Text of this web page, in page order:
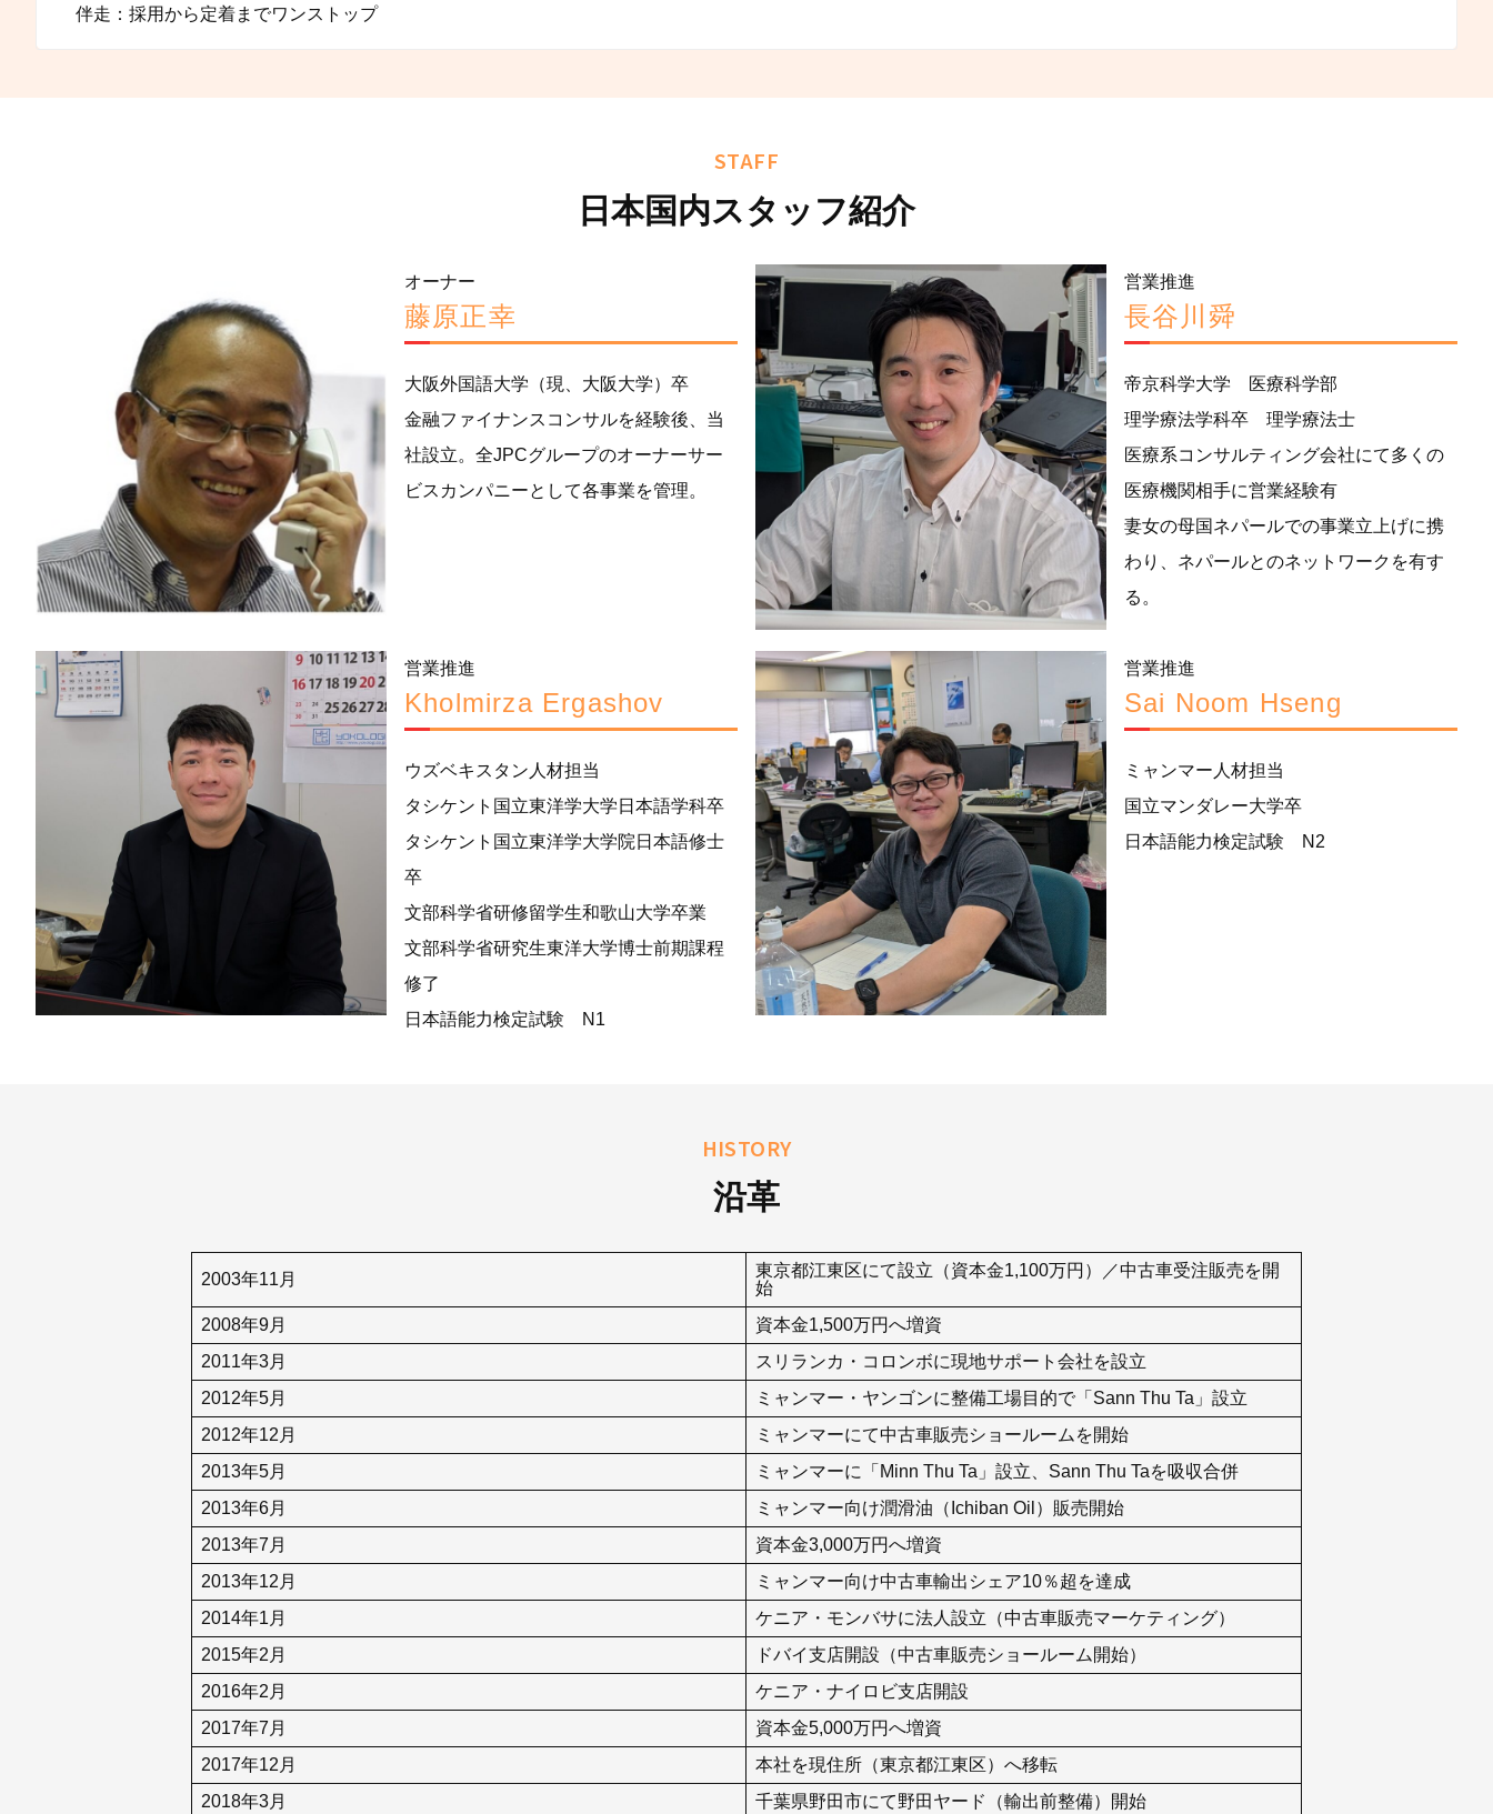
伴走：採用から定着までワンストップ
STAFF
日本国内スタッフ紹介
オーナー
藤原正幸
大阪外国語大学（現、大阪大学）卒
金融ファイナンスコンサルを経験後、当
社設立。全JPCグループのオーナーサー
ビスカンパニーとして各事業を管理。
営業推進
長谷川舜
帝京科学大学 医療科学部
理学療法学科卒 理学療法士
医療系コンサルティング会社にて多くの
医療機関相手に営業経験有
妻女の母国ネパールでの事業立上げに携
わり、ネパールとのネットワークを有す
る。
営業推進
Kholmirza Ergashov
ウズベキスタン人材担当
タシケント国立東洋学大学日本語学科卒
タシケント国立東洋学大学院日本語修士
卒
文部科学省研修留学生和歌山大学卒業
文部科学省研究生東洋大学博士前期課程
修了
日本語能力検定試験 N1
営業推進
Sai Noom Hseng
ミャンマー人材担当
国立マンダレー大学卒
日本語能力検定試験 N2
HISTORY
沿革
2003年11月
東京都江東区にて設立（資本金1,100万円）／中古車受注販売を開
始
2008年9月
資本金1,500万円へ増資
2011年3月
スリランカ・コロンボに現地サポート会社を設立
2012年5月
ミャンマー・ヤンゴンに整備工場目的で「Sann Thu Ta」設立
2012年12月
ミャンマーにて中古車販売ショールームを開始
2013年5月
ミャンマーに「Minn Thu Ta」設立、Sann Thu Taを吸収合併
2013年6月
ミャンマー向け潤滑油（Ichiban Oil）販売開始
2013年7月
資本金3,000万円へ増資
2013年12月
ミャンマー向け中古車輸出シェア10％超を達成
2014年1月
ケニア・モンバサに法人設立（中古車販売マーケティング）
2015年2月
ドバイ支店開設（中古車販売ショールーム開始）
2016年2月
ケニア・ナイロビ支店開設
2017年7月
資本金5,000万円へ増資
2017年12月
本社を現住所（東京都江東区）へ移転
2018年3月
千葉県野田市にて野田ヤード（輸出前整備）開始